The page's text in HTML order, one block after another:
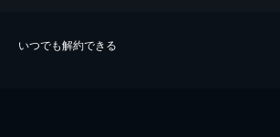
いつでも解約できる